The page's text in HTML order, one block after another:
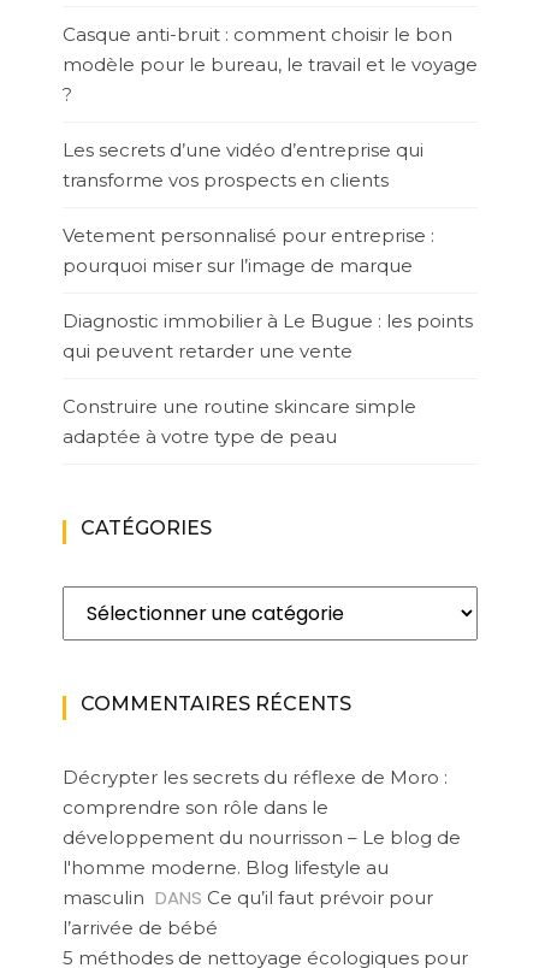
Casque anti-bruit : comment choisir le bon
modèle pour le bureau, le travail et le voyage
?
Les secrets d’une vidéo d’entreprise qui
transforme vos prospects en clients
Vetement personnalisé pour entreprise :
pourquoi miser sur l’image de marque
Diagnostic immobilier à Le Bugue : les points
qui peuvent retarder une vente
Construire une routine skincare simple
adaptée à votre type de peau
CATÉGORIES
Catégories
COMMENTAIRES RÉCENTS
Décrypter les secrets du réflexe de Moro :
comprendre son rôle dans le
développement du nourrisson – Le blog de
l'homme moderne. Blog lifestyle au
masculin DANS Ce qu’il faut prévoir pour
l’arrivée de bébé
5 méthodes de nettoyage écologiques pour